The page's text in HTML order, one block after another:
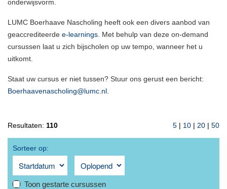
onderwijsvorm.
LUMC Boerhaave Nascholing heeft ook een divers aanbod van
geaccrediteerde e-learnings . Met behulp van deze on-demand
cursussen laat u zich bijscholen op uw tempo, wanneer het u
uitkomt.
Staat uw cursus er niet tussen? Stuur ons gerust een bericht:
Boerhaavenascholing@lumc.nl
Resultaten: 110 5 | 10 | 20 | 50
Sorteer op:
Toon gestarte cursussen